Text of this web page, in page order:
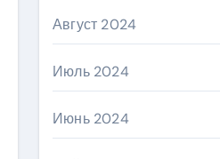
Август 2024
Июль 2024
Июнь 2024